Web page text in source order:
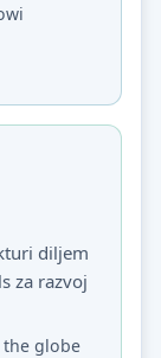
diljem
za razvoj
the globe